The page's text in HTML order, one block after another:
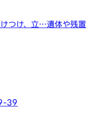
つけ、立…遺体や残置
39